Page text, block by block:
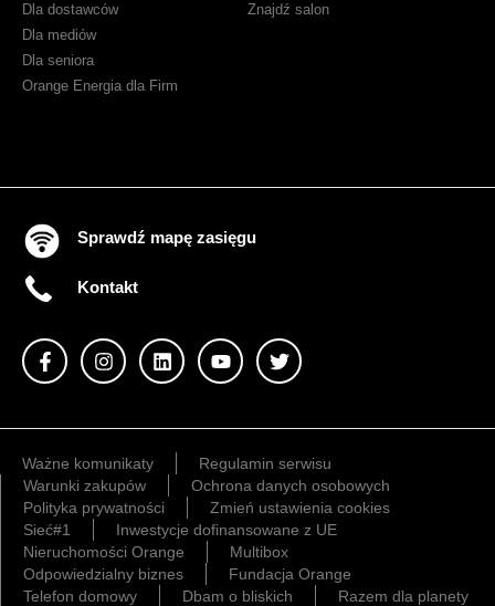
Dla dostawców
Dla mediów
Dla seniora
Orange Energia dla Firm
Znajdź salon
Sprawdź mapę zasięgu
Kontakt
Ważne komunikaty
Regulamin serwisu
Warunki zakupów
Ochrona danych osobowych
Polityka prywatności
Zmień ustawienia cookies
Sieć#1
Inwestycje dofinansowane z UE
Nieruchomości Orange
Multibox
Odpowiedzialny biznes
Fundacja Orange
Telefon domowy
Dbam o bliskich Razem dla planety